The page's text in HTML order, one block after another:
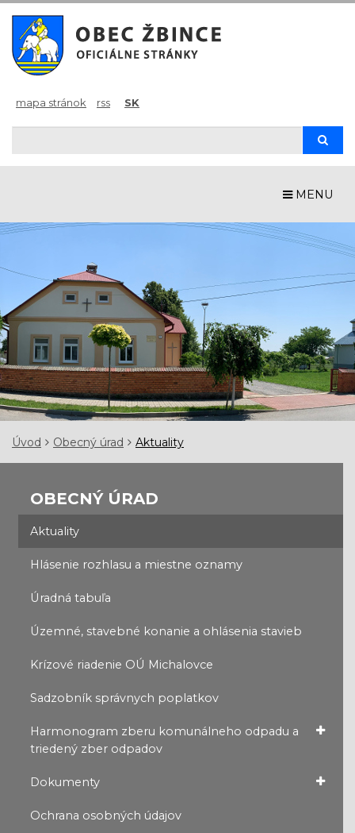
mapa stránok rss SK
MENU
Úvod Obecný úrad Aktuality
OBECNÝ ÚRAD
Aktuality
Hlásenie rozhlasu a miestne oznamy
Úradná tabuľa
Územné, stavebné konanie a ohlásenia stavieb
Krízové riadenie OÚ Michalovce
Sadzobník správnych poplatkov
Harmonogram zberu komunálneho odpadu a
triedený zber odpadov
Dokumenty
Ochrana osobných údajov